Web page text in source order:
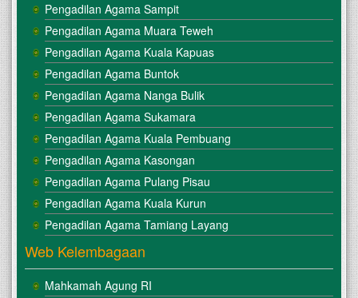
Pengadilan Agama Sampit
Pengadilan Agama Muara Teweh
Pengadilan Agama Kuala Kapuas
Pengadilan Agama Buntok
Pengadilan Agama Nanga Bulik
Pengadilan Agama Sukamara
Pengadilan Agama Kuala Pembuang
Pengadilan Agama Kasongan
Pengadilan Agama Pulang Pisau
Pengadilan Agama Kuala Kurun
Pengadilan Agama Tamiang Layang
Web Kelembagaan
Mahkamah Agung RI